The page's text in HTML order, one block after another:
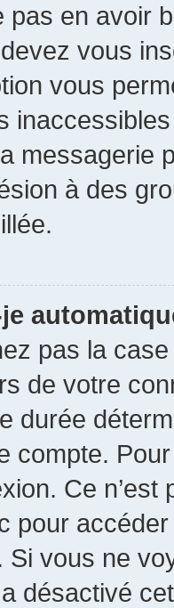
pas en avoir
vous
vous
messagerie
à des
pas la
de votre
durée
compte.
Ce
pour
Si vous ne
désactivé